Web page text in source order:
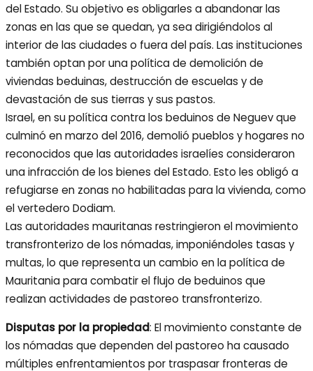
del Estado. Su objetivo es obligarles a abandonar las
zonas en las que se quedan, ya sea dirigiéndolos al
interior de las ciudades o fuera del país. Las instituciones
también optan por una política de demolición de
viviendas beduinas, destrucción de escuelas y de
devastación de sus tierras y sus pastos.
Israel, en su política contra los beduinos de Neguev que
culminó en marzo del 2016, demolió pueblos y hogares no
reconocidos que las autoridades israelíes consideraron
una infracción de los bienes del Estado. Esto les obligó a
refugiarse en zonas no habilitadas para la vivienda, como
el vertedero Dodiam.
Las autoridades mauritanas restringieron el movimiento
transfronterizo de los nómadas, imponiéndoles tasas y
multas, lo que representa un cambio en la política de
Mauritania para combatir el flujo de beduinos que
realizan actividades de pastoreo transfronterizo.
Disputas por la propiedad: El movimiento constante de
los nómadas que dependen del pastoreo ha causado
múltiples enfrentamientos por traspasar fronteras de